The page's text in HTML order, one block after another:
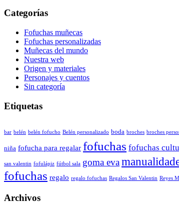
Categorías
Fofuchas muñecas
Fofuchas personalizadas
Muñecas del mundo
Nuestra web
Origen y materiales
Personajes y cuentos
Sin categoría
Etiquetas
bar belén belén fofucho Belén personalizado boda broches broches
niña fofucha para regalar fofuchas fofuchas
san valentin fofulápiz fútbol sala goma eva
fofuchas regalo regalo fofuchas Regalos San Valentin Reyes
Archivos